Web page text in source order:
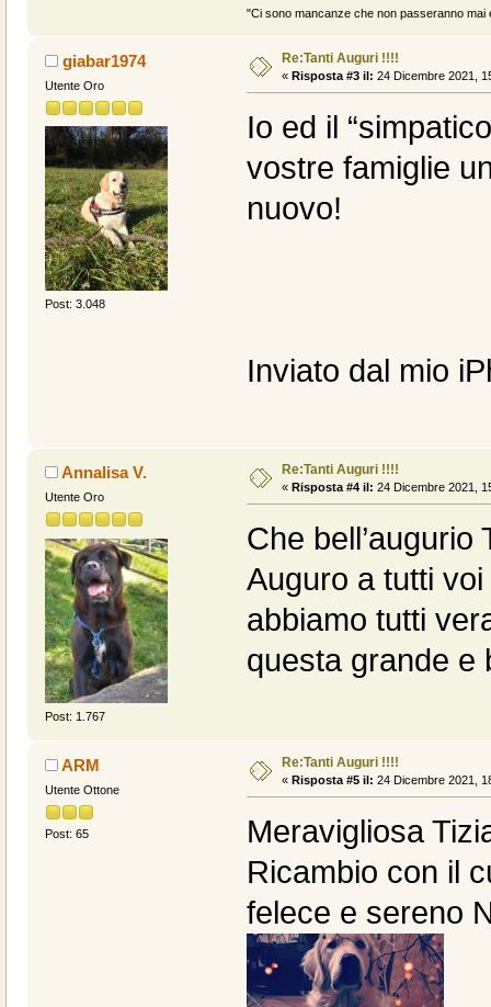
"Ci sono mancanze che non passeranno
giabar1974
Utente Oro
Post: 3.048
Re:Tanti Auguri !!!!
« Risposta #3 il: 24 Dicembre 2021,
Io ed il
vostre famiglie
nuovo!
Inviato dal mio
Annalisa V.
Utente Oro
Post: 1.767
Re:Tanti Auguri !!!!
« Risposta #4 il: 24 Dicembre 2021,
Che
Auguro a tutti
abbiamo tutti
questa grande e
ARM
Utente Ottone
Post: 65
Re:Tanti Auguri !!!!
« Risposta #5 il: 24 Dicembre 2021,
Meravigliosa
Ricambio con il
felece e sereno